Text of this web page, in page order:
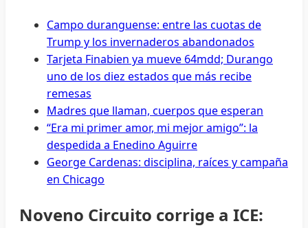
Campo duranguense: entre las cuotas de
Trump y los invernaderos abandonados
Tarjeta Finabien ya mueve 64mdd; Durango
uno de los diez estados que más recibe
remesas
Madres que llaman, cuerpos que esperan
“Era mi primer amor, mi mejor amigo”: la
despedida a Enedino Aguirre
George Cardenas: disciplina, raíces y campaña
en Chicago
Noveno Circuito corrige a ICE: